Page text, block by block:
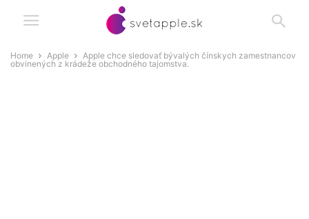
Home Apple
Apple chce sledovať bývalých čínskych zamestnancov
obvinených z krádeže obchodného tajomstva.